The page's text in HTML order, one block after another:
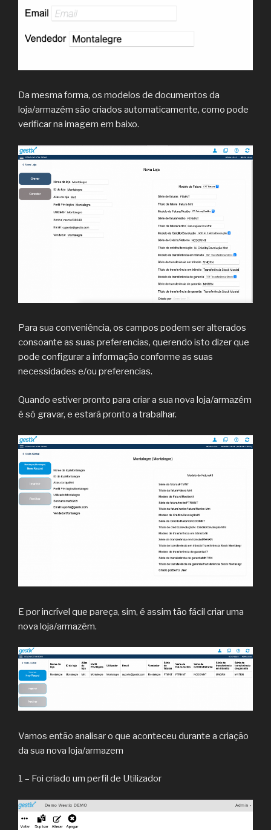
Da mesma forma, os modelos de documentos da
loja/armazém são criados automaticamente, como pode
verificar na imagem em baixo.
Para sua conveniência, os campos podem ser alterados
consoante as suas preferencias, querendo isto dizer que
pode configurar a informação conforme as suas
necessidades e/ou preferencias.
Quando estiver pronto para criar a sua nova loja/armazém
é só gravar, e estará pronto a trabalhar.
E por incrível que pareça, sim, é assim tão fácil criar uma
nova loja/armazém.
Vamos então analisar o que aconteceu durante a criação
da sua nova loja/armazem
1 – Foi criado um perfil de Utilizador